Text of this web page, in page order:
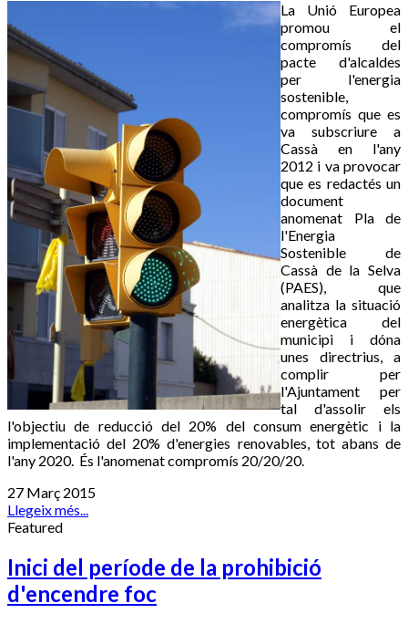
La Unió Europea
promou el
compromís del
pacte d'alcaldes
per l'energia
sostenible,
compromís que es
va subscriure a
Cassà en l'any
2012 i va provocar
que es redactés un
document
anomenat Pla de
l'Energia
Sostenible de
Cassà de la Selva
(PAES), que
analitza la situació
energètica del
municipi i dóna
unes directrius, a
complir per
l'Ajuntament per
tal d'assolir els
l'objectiu de reducció del 20% del consum energètic i la
implementació del 20% d'energies renovables, tot abans de
l'any 2020. És l'anomenat compromís 20/20/20.
27 Març 2015
Llegeix més...
Featured
Inici del període de la prohibició
d'encendre foc